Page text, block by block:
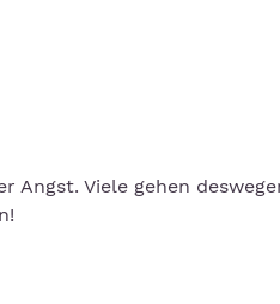
Angst. Viele gehen